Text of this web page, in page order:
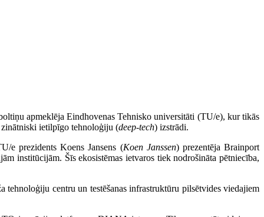
apmeklēja Eindhovenas Tehnisko universitāti (TU/e), kur tikās
zinātniski ietilpīgo tehnoloģiju (deep-tech) izstrādi.
e prezidents Koens Jansens (Koen Janssen) prezentēja Brainport
institūcijām. Šīs ekosistēmas ietvaros tiek nodrošināta pētniecība,
centru un testēšanas infrastruktūru pilsētvides viedajiem